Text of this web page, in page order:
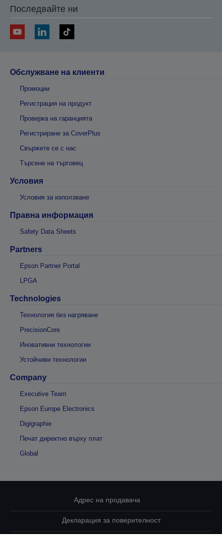
Последвайте ни
Обслужване на клиенти
Промоции
Регистрация на продукт
Проверка на гаранцията
Регистриране за CoverPlus
Свържете се с нас
Търсене на търговец
Условия
Условия за използване
Правна информация
Safety Data Sheets
Partners
Epson Partner Portal
LPGA
Technologies
Технология без нагряване
PrecisionCore
Иновативни технологии
Устойчиви технологии
Company
Executive Team
Epson Europe Electronics
Digigraphie
Печат директно върху плат
Global
Адрес на продавача
Декларация за поверителност